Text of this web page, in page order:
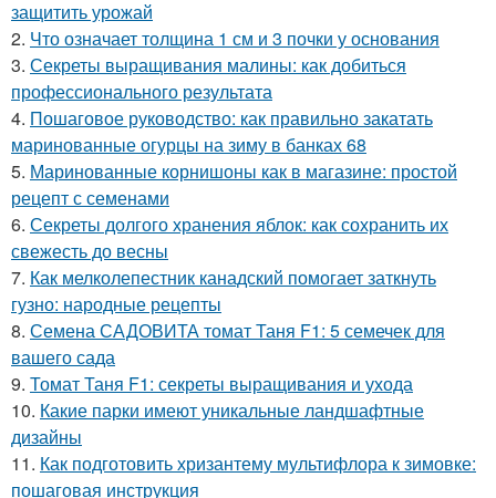
защитить урожай
2. Что означает толщина 1 см и 3 почки у основания
3. Секреты выращивания малины: как добиться
профессионального результата
4. Пошаговое руководство: как правильно закатать
маринованные огурцы на зиму в банках 68
5. Маринованные корнишоны как в магазине: простой
рецепт с семенами
6. Секреты долгого хранения яблок: как сохранить их
свежесть до весны
7. Как мелколепестник канадский помогает заткнуть
гузно: народные рецепты
8. Семена САДОВИТА томат Таня F1: 5 семечек для
вашего сада
9. Томат Таня F1: секреты выращивания и ухода
10. Какие парки имеют уникальные ландшафтные
дизайны
11. Как подготовить хризантему мультифлора к зимовке:
пошаговая инструкция